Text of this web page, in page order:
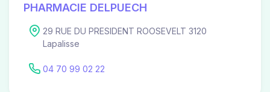
PHARMACIE DELPUECH
29 RUE DU PRESIDENT ROOSEVELT 3120
Lapalisse
04 70 99 02 22